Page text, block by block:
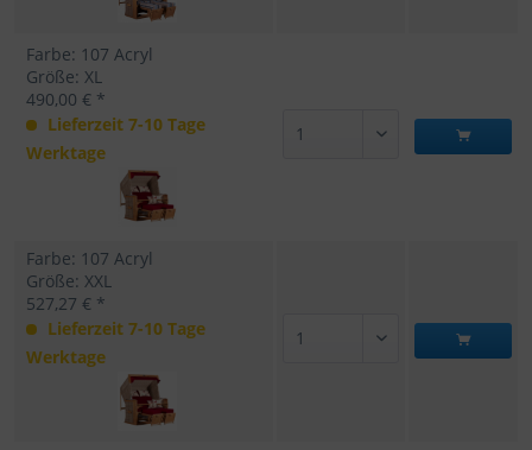
Farbe: 107 Acryl
Größe: XL
490,00 € *
Lieferzeit 7-10 Tage
Werktage
Farbe: 107 Acryl
Größe: XXL
527,27 € *
Lieferzeit 7-10 Tage
Werktage